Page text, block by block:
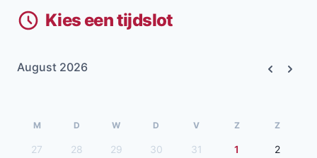
Kies een tijdslot
August 2026
M D W D V Z Z
27 28 29 30 31 1 2